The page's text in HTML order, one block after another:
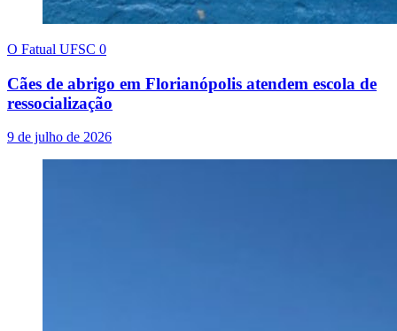
O Fatual UFSC 0
Cães de abrigo em Florianópolis atendem escola de
ressocialização
9 de julho de 2026